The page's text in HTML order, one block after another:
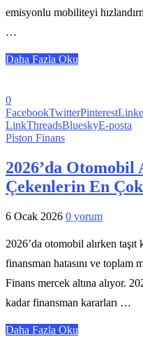
emisyonlu mobiliteyi
…
Daha Fazla Oku
0
FacebookTwitterPinterest
LinkThreadsBlueskyE-posta
Piston Finans
2026’da
Çekenlerin En Çok
6 Ocak 2026 0 yorum
2026’da otomobil alırken taşıt
finansman hatasını ve toplam
Finans mercek altına alıyor.
kadar finansman kararları …
Daha Fazla Oku